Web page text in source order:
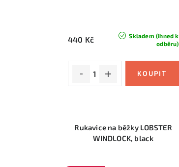
Skladem (ihned k
odběru)
440 Kč
Rukavice na běžky LOBSTER
WINDLOCK, black